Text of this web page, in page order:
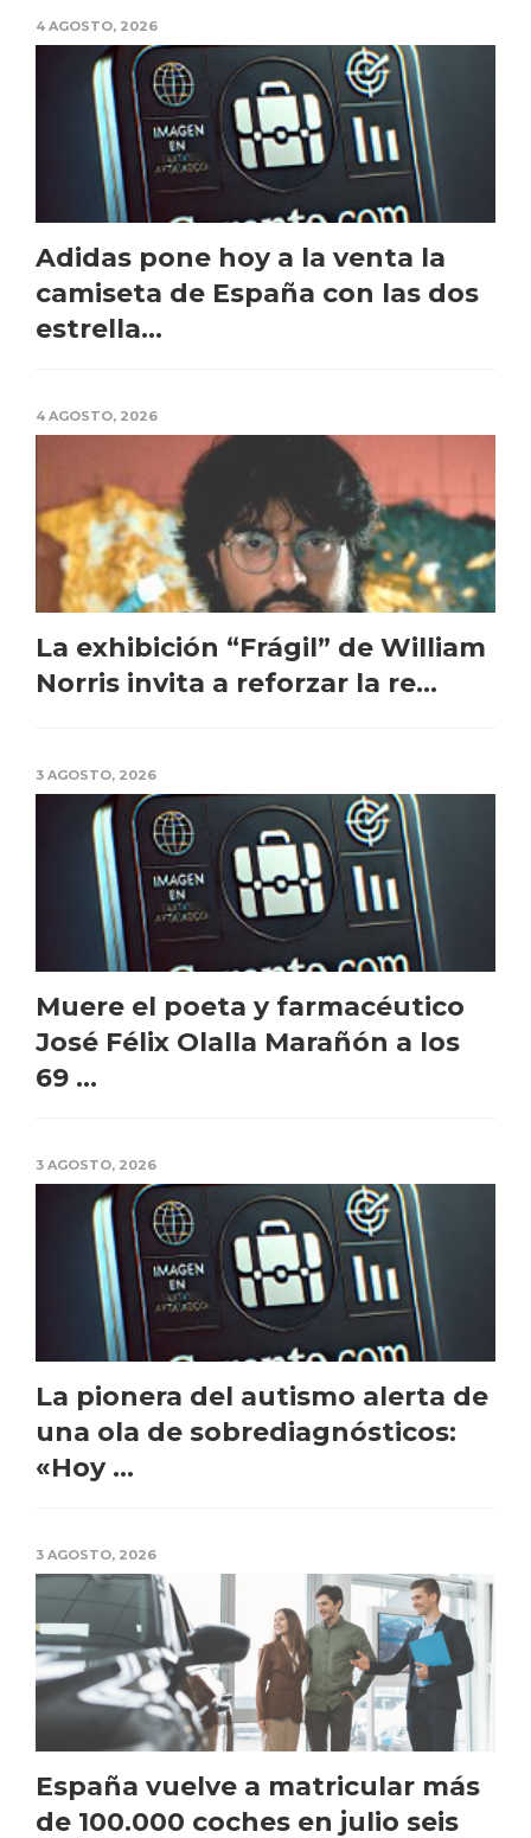
4 AGOSTO, 2026
Adidas pone hoy a la venta la
camiseta de España con las dos
estrella...
4 AGOSTO, 2026
La exhibición “Frágil” de William
Norris invita a reforzar la re...
3 AGOSTO, 2026
Muere el poeta y farmacéutico
José Félix Olalla Marañón a los
69 ...
3 AGOSTO, 2026
La pionera del autismo alerta de
una ola de sobrediagnósticos:
«Hoy ...
3 AGOSTO, 2026
España vuelve a matricular más
de 100.000 coches en julio seis